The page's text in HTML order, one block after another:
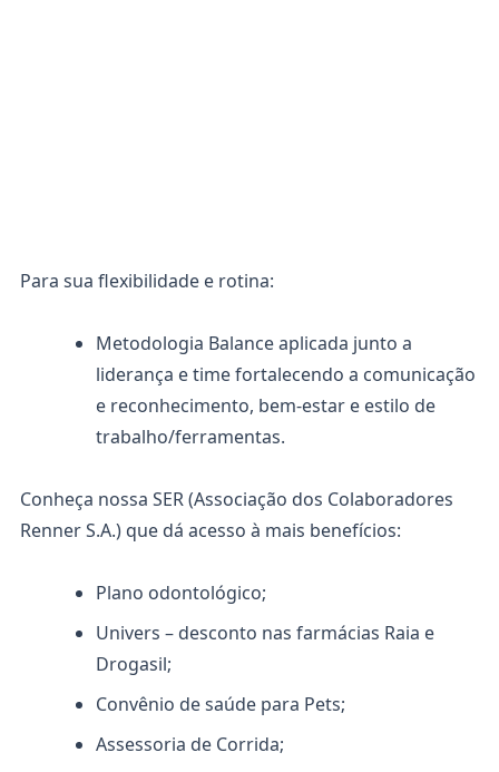
Para sua flexibilidade e rotina:
Metodologia Balance aplicada junto a
liderança e time fortalecendo a comunicação
e reconhecimento, bem-estar e estilo de
trabalho/ferramentas.
Conheça nossa SER (Associação dos Colaboradores
Renner S.A.) que dá acesso à mais benefícios:
Plano odontológico;
Univers – desconto nas farmácias Raia e
Drogasil;
Convênio de saúde para Pets;
Assessoria de Corrida;